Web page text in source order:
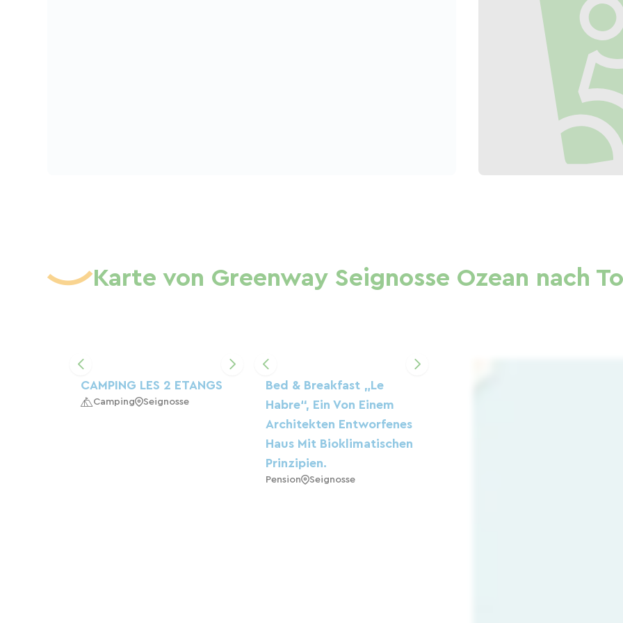
Karte von Greenway Seignosse Ozean nach
CAMPING LES 2 ETANGS
Camping Seignosse
Bed & Breakfast „Le
Habre“, Ein Von Einem
Architekten Entworfenes
Haus Mit Bioklimatischen
Prinzipien.
Pension Seignosse